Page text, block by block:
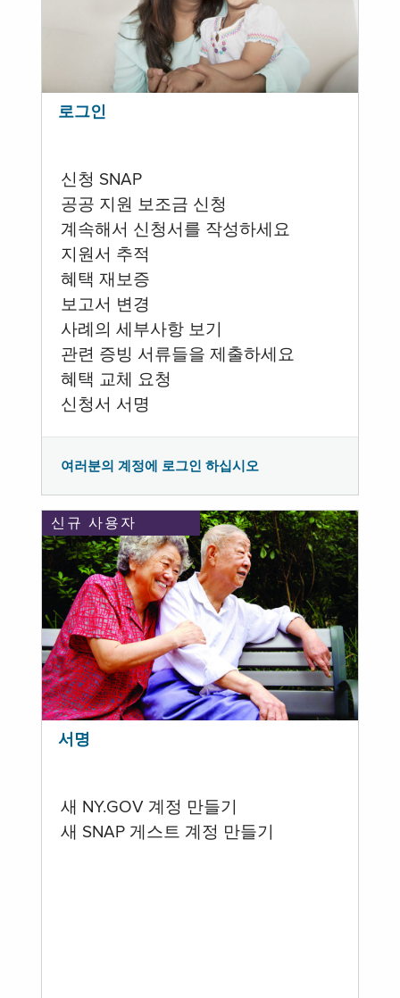
로그인
신청 SNAP
공공 지원 보조금 신청
계속해서 신청서를 작성하세요
지원서 추적
혜택 재보증
보고서 변경
사례의 세부사항 보기
관련 증빙 서류들을 제출하세요
혜택 교체 요청
신청서 서명
여러분의 계정에 로그인 하십시오
신규 사용자
서명
새 NY.GOV 계정 만들기
새 SNAP 게스트 계정 만들기